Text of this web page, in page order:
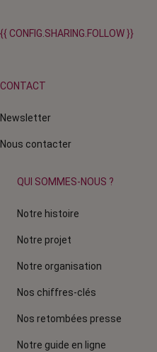
{{ CONFIG.SHARING.FOLLOW }}
CONTACT
Newsletter
Nous contacter
QUI SOMMES-NOUS ?
Notre histoire
Notre projet
Notre organisation
Nos chiffres-clés
Nos retombées presse
Notre guide en ligne